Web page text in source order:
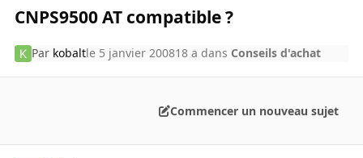
CNPS9500 AT compatible ?
Par kobaltle 5 janvier 200818 a dans Conseils d'achat
Commencer un nouveau sujet